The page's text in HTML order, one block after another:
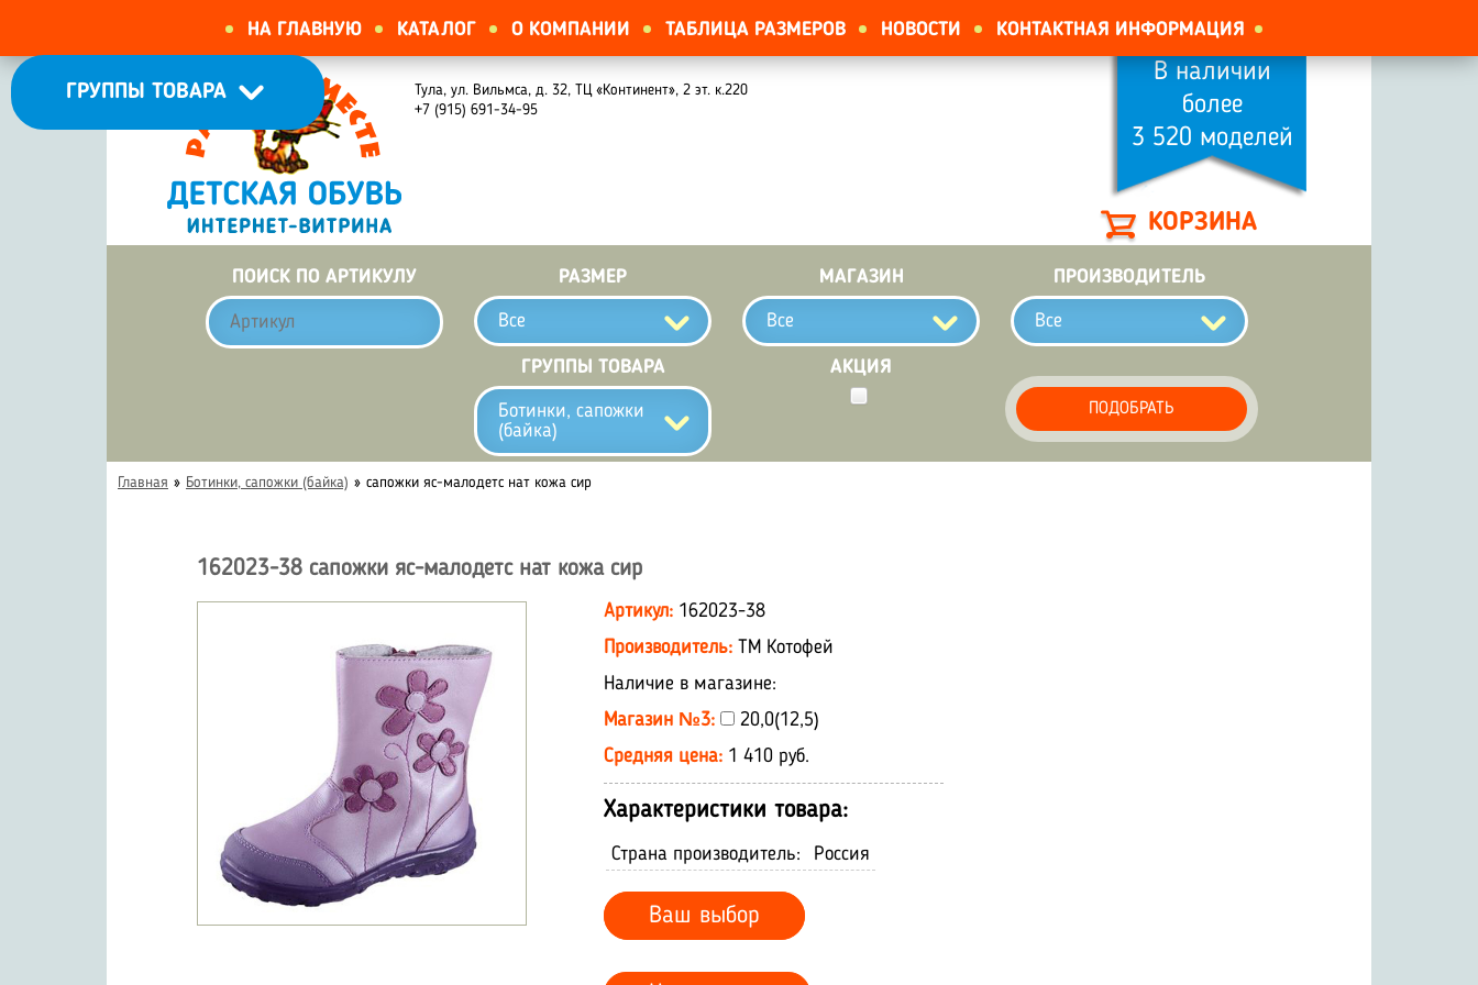
НА ГЛАВНУЮ КАТАЛОГ О КОМПАНИИ ТАБЛИЦА РАЗМЕРОВ НОВОСТИ КОНТАКТНАЯ ИНФОРМАЦИЯ
КОРЗИНА
В наличии
более
3 520 моделей
Тула, ул. Вильмса, д. 32, ТЦ «Континент», 2 эт. к.220
+7 (915) 691-34-95
ГРУППЫ ТОВАРА
ПОИСК ПО АРТИКУЛУ РАЗМЕР
Все
МАГАЗИН
Все
ПРОИЗВОДИТЕЛЬ
Все
ГРУППЫ ТОВАРА
Ботинки, сапожки
(байка)
АКЦИЯ
ПОДОБРАТЬ
Главная » Ботинки, сапожки (байка) » сапожки яс-малодетс нат кожа сир
162023-38 сапожки яс-малодетс нат кожа сир
Артикул: 162023-38
Производитель: ТМ Котофей
Наличие в магазине:
Магазин №3:
20,0(12,5)
Средняя цена: 1 410 руб.
Характеристики товара:
Страна производитель: Россия
Ваш выбор